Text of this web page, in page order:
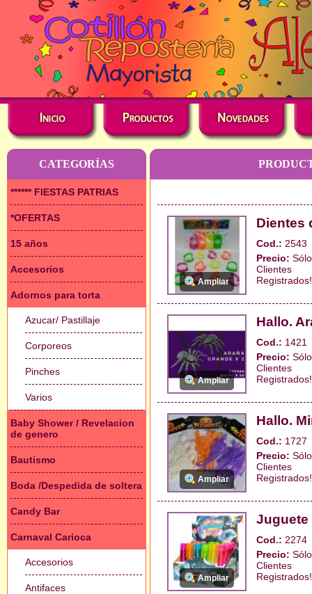
CATEGORÍAS
****** FIESTAS PATRIAS
*OFERTAS
15 años
Accesorios
Adornos para torta
Azucar/ Pastillaje
Corporeos
Pinches
Varios
Baby Shower / Revelacion
de genero
Bautismo
Boda /Despedida de soltera
Candy Bar
Carnaval Carioca
Accesorios
Antifaces
Ampliar
Dientes
Cod.: 2543
Precio:
Clientes
Registrados!
Ampliar
Hallo.
Cod.: 1421
Precio:
Clientes
Registrados!
Ampliar
Hallo.
Cod.: 1727
Precio:
Clientes
Registrados!
Ampliar
Juguete
Cod.: 2274
Precio:
Clientes
Registrados!